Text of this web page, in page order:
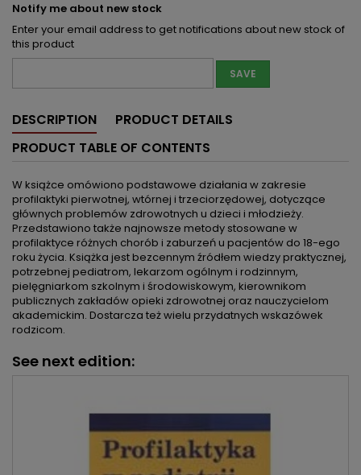
Notify me about new stock
Enter your email address to get notifications about new stock of
this product
SAVE
DESCRIPTION
PRODUCT DETAILS
PRODUCT TABLE OF CONTENTS
W książce omówiono podstawowe działania w zakresie
profilaktyki pierwotnej, wtórnej i trzeciorzędowej, dotyczące
głównych problemów zdrowotnych u dzieci i młodzieży.
Przedstawiono także najnowsze metody stosowane w
profilaktyce różnych chorób i zaburzeń u pacjentów do 18-ego
roku życia. Książka jest bezcennym źródłem wiedzy praktycznej,
potrzebnej pediatrom, lekarzom ogólnym i rodzinnym,
pielęgniarkom szkolnym i środowiskowym, kierownikom
publicznych zakładów opieki zdrowotnej oraz nauczycielom
akademickim. Dostarcza też wielu przydatnych wskazówek
rodzicom.
See next edition: